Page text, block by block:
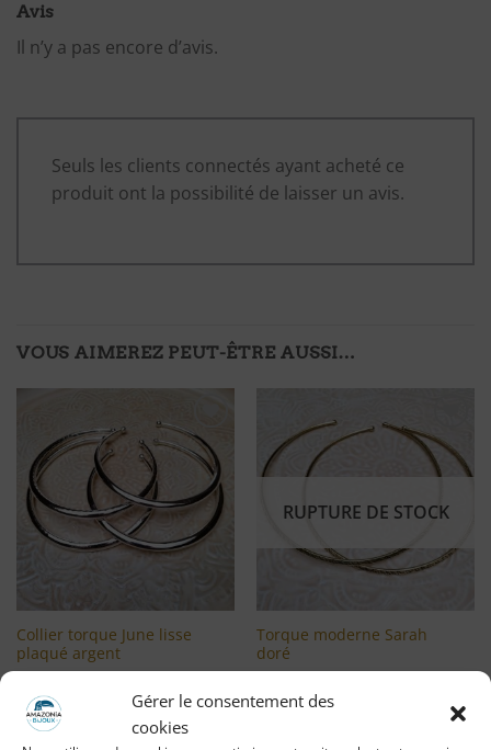
Gérer le consentement des
cookies
Avis
Il n’y a pas encore d’avis.
Seuls les clients connectés ayant acheté ce
produit ont la possibilité de laisser un avis.
VOUS AIMEREZ PEUT-ÊTRE AUSSI…
Ajouter
à ma
liste
d'envies
Collier torque June lisse
plaqué argent
LIRE LA SUITE
Se connecter pour voir le
Ajouter
à ma
liste
RUPTURE DE STOCK
Torque moderne Sarah
doré
LIRE LA SUITE
Se connecter pour voir le